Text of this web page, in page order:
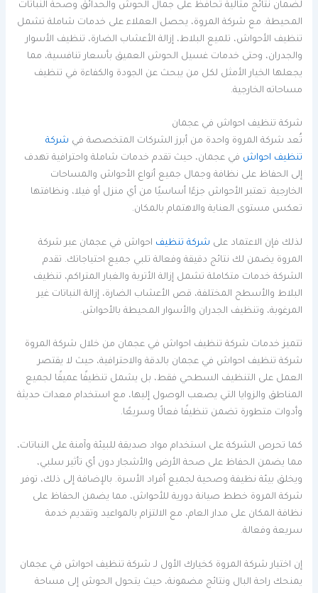
لضمان نتائج مثالية تحافظ على جمال الحوش والحدائق وصحة النباتات
المحيطة. مع شركة المروة، يحصل العملاء على خدمات شاملة تشمل
تنظيف الأحواش، تلميع البلاط، إزالة الأعشاب الضارة، تنظيف الأسوار
والجدران، وحتى خدمات غسيل الحوش العميق بأسعار تنافسية، مما
يجعلها الخيار الأمثل لكل من يبحث عن الجودة والكفاءة في تنظيف
مساحاته الخارجية.
شركة تنظيف احواش في عجمان
تُعد شركة المروة واحدة من أبرز الشركات المتخصصة في شركة
تنظيف احواش في عجمان، حيث تقدم خدمات شاملة واحترافية تهدف
إلى الحفاظ على نظافة وجمال جميع أنواع الأحواش والمساحات
الخارجية. تعتبر الأحواش جزءًا أساسيًا من أي منزل أو فيلا، ونظافتها
تعكس مستوى العناية والاهتمام بالمكان.
لذلك فإن الاعتماد على شركة تنظيف احواش في عجمان عبر شركة
المروة يضمن لك نتائج دقيقة وفعالة تلبي جميع احتياجاتك. تقدم
الشركة خدمات متكاملة تشمل إزالة الأتربة والغبار المتراكم، تنظيف
البلاط والأسطح المختلفة، قص الأعشاب الضارة، إزالة النباتات غير
المرغوبة، وتنظيف الجدران والأسوار المحيطة بالأحواش.
تتميز خدمات شركة تنظيف احواش في عجمان من خلال شركة المروة
شركة تنظيف احواش في عجمان بالدقة والاحترافية، حيث لا يقتصر
العمل على التنظيف السطحي فقط، بل يشمل تنظيفًا عميقًا لجميع
المناطق والزوايا التي يصعب الوصول إليها، مع استخدام معدات حديثة
وأدوات متطورة تضمن تنظيفًا فعالًا وسريعًا.
كما تحرص الشركة على استخدام مواد صديقة للبيئة وآمنة على النباتات،
مما يضمن الحفاظ على صحة الأرض والأشجار دون أي تأثير سلبي،
ويخلق بيئة نظيفة وصحية لجميع أفراد الأسرة. بالإضافة إلى ذلك، توفر
شركة المروة خطط صيانة دورية للأحواش، مما يضمن الحفاظ على
نظافة المكان على مدار العام، مع الالتزام بالمواعيد وتقديم خدمة
سريعة وفعالة.
إن اختيار شركة المروة كخيارك الأول لـ شركة تنظيف احواش في عجمان
يمنحك راحة البال ونتائج مضمونة، حيث يتحول الحوش إلى مساحة